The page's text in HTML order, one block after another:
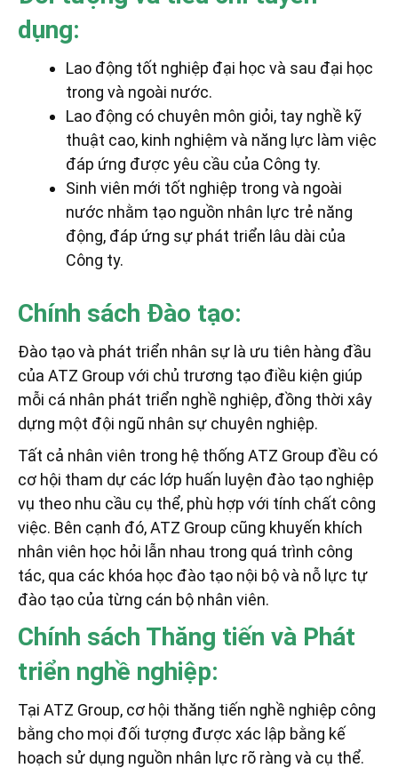
dụng:
Lao động tốt nghiệp đại học và sau đại học
trong và ngoài nước.
Lao động có chuyên môn giỏi, tay nghề kỹ
thuật cao, kinh nghiệm và năng lực làm việc
đáp ứng được yêu cầu của Công ty.
Sinh viên mới tốt nghiệp trong và ngoài
nước nhằm tạo nguồn nhân lực trẻ năng
động, đáp ứng sự phát triển lâu dài của
Công ty.
Chính sách Đào tạo:
Đào tạo và phát triển nhân sự là ưu tiên hàng đầu
của ATZ Group với chủ trương tạo điều kiện giúp
mỗi cá nhân phát triển nghề nghiệp, đồng thời xây
dựng một đội ngũ nhân sự chuyên nghiệp.
Tất cả nhân viên trong hệ thống ATZ Group đều có
cơ hội tham dự các lớp huấn luyện đào tạo nghiệp
vụ theo nhu cầu cụ thể, phù hợp với tính chất công
việc. Bên cạnh đó, ATZ Group cũng khuyến khích
nhân viên học hỏi lẫn nhau trong quá trình công
tác, qua các khóa học đào tạo nội bộ và nỗ lực tự
đào tạo của từng cán bộ nhân viên.
Chính sách Thăng tiến và Phát
triển nghề nghiệp:
Tại ATZ Group, cơ hội thăng tiến nghề nghiệp công
bằng cho mọi đối tượng được xác lập bằng kế
hoạch sử dụng nguồn nhân lực rõ ràng và cụ thể.